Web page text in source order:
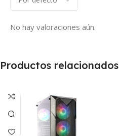
No hay valoraciones aún.
Productos relacionados